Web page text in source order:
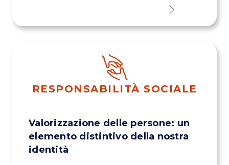
RESPONSABILITÀ SOCIALE
Valorizzazione delle persone: un
elemento distintivo della nostra
identità